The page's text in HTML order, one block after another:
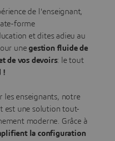
de l'enseignant,
forme
et dites adieu au
unegestion fluide de
de vos devoirs: le tout
!
les enseignants, notre
est une solution tout-
moderne. Grâce à
la configuration